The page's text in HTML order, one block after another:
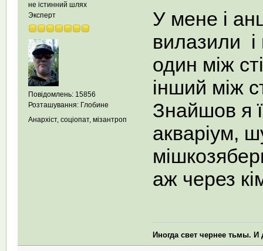
не істинний шлях
Эксперт
Повідомлень: 15856
Розташування: Глобине
Анархіст, соціопат, мізантроп
У мене і
вилазили і
один між
інший між
Знайшов я
акваріум,
аж через
Иногда свет чернее тьмы.